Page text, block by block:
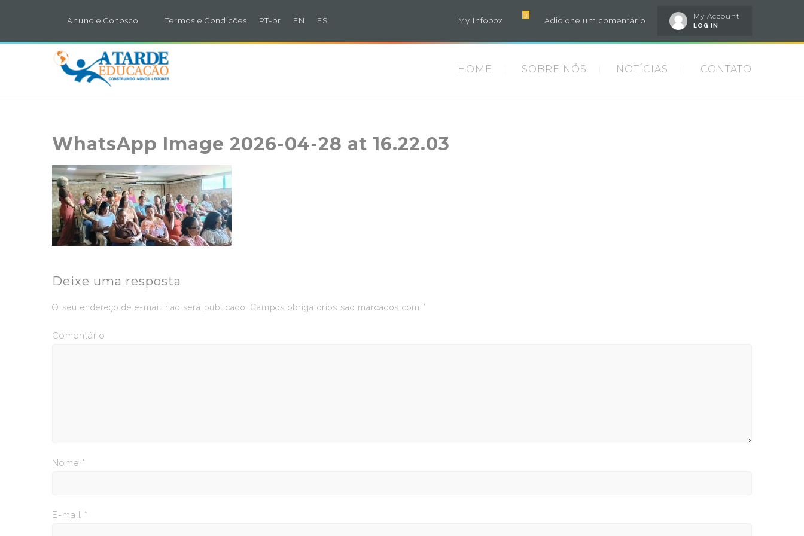
Anuncie Conosco Termos e Condicões PT-br EN ES
My Account
LOG IN
Adicione um comentário
3
My Infobox
HOME SOBRE NÓS NOTÍCIAS CONTATO
WhatsApp Image 2026-04-28 at 16.22.03
Deixe uma resposta
O seu endereço de e-mail não será publicado. Campos obrigatórios são marcados com *
Comentário
Nome *
E-mail *